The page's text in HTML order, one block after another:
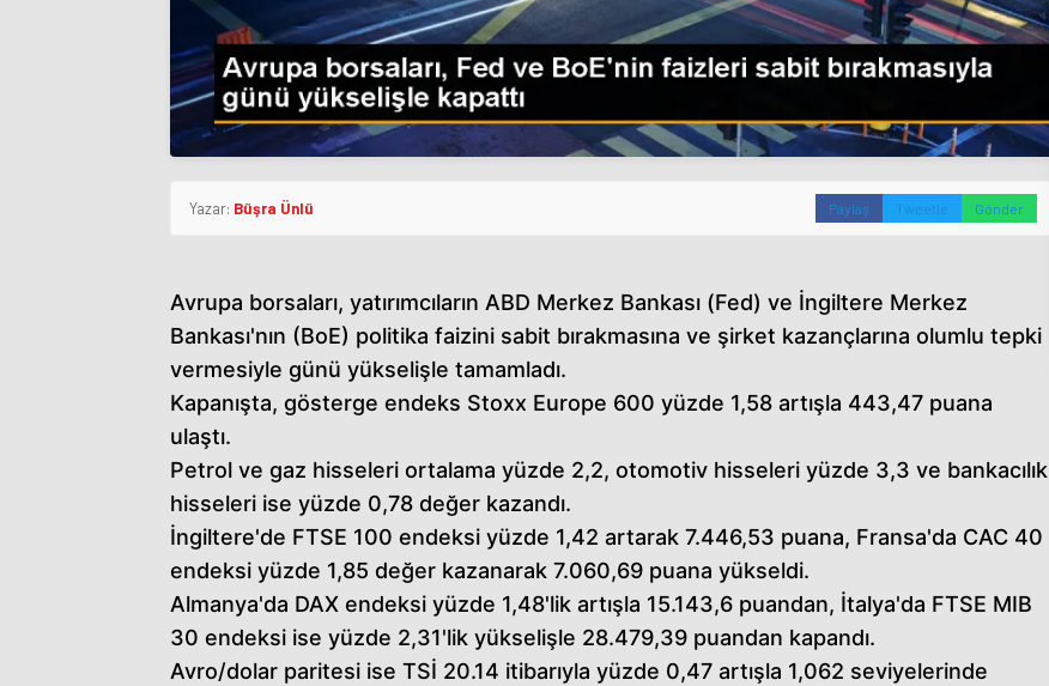
Yazar: Büşra Ünlü Paylaş Tweetle Gönder
Avrupa borsaları, yatırımcıların ABD Merkez Bankası (Fed) ve İngiltere Merkez
Bankası'nın (BoE) politika faizini sabit bırakmasına ve şirket kazançlarına olumlu tepki
vermesiyle günü yükselişle tamamladı.
Kapanışta, gösterge endeks Stoxx Europe 600 yüzde 1,58 artışla 443,47 puana
ulaştı.
Petrol ve gaz hisseleri ortalama yüzde 2,2, otomotiv hisseleri yüzde 3,3 ve bankacılık
hisseleri ise yüzde 0,78 değer kazandı.
İngiltere'de FTSE 100 endeksi yüzde 1,42 artarak 7.446,53 puana, Fransa'da CAC 40
endeksi yüzde 1,85 değer kazanarak 7.060,69 puana yükseldi.
Almanya'da DAX endeksi yüzde 1,48'lik artışla 15.143,6 puandan, İtalya'da FTSE MIB
30 endeksi ise yüzde 2,31'lik yükselişle 28.479,39 puandan kapandı.
Avro/dolar paritesi ise TSİ 20.14 itibarıyla yüzde 0,47 artışla 1,062 seviyelerinde